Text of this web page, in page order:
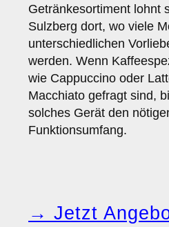
Getränkesortiment lohnt
Sulzberg dort, wo viele
unterschiedlichen
werden. Wenn
wie Cappuccino oder
Macchiato gefragt sind,
solches Gerät den
Funktionsumfang.
→ Jetzt